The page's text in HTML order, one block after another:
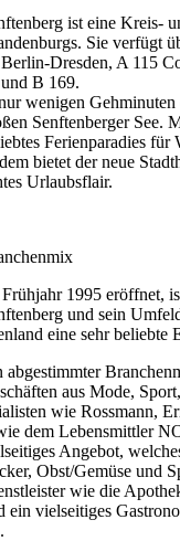
ist eine Kreis-
Sie verfügt
Dresden, A 115
B 169.
wenigen
Senftenberger See.
Ferienparadies für
bietet der neue
Urlaubsflair.
1995 eröffnet,
und sein
eine sehr beliebte
abgestimmter
aus Mode,
wie Rossmann,
dem Lebensmittler
Angebot,
Obst/Gemüse und
wie die
ein vielseitiges